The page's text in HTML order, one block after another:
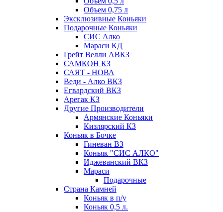
Объем 0,75 л
Эксклюзивные Коньяки
Подарочные Коньяки
СИС Алко
Мараси КД
Грейт Велли АВКЗ
САМКОН КЗ
САЯТ - НОВА
Веди - Алко ВКЗ
Егвардский ВКЗ
Арегак КЗ
Другие Производители
Армянские Коньяки
Кизлярский КЗ
Коньяк в Бочке
Гиневан ВЗ
Коньяк "СИС АЛКО"
Иджеванский ВКЗ
Мараси
Подарочные
Страна Камней
Коньяк в п/у
Коньяк 0,5 л.